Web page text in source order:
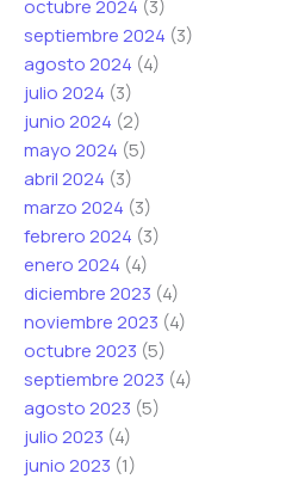
octubre 2024 (3)
septiembre 2024 (3)
agosto 2024 (4)
julio 2024 (3)
junio 2024 (2)
mayo 2024 (5)
abril 2024 (3)
marzo 2024 (3)
febrero 2024 (3)
enero 2024 (4)
diciembre 2023 (4)
noviembre 2023 (4)
octubre 2023 (5)
septiembre 2023 (4)
agosto 2023 (5)
julio 2023 (4)
junio 2023 (1)